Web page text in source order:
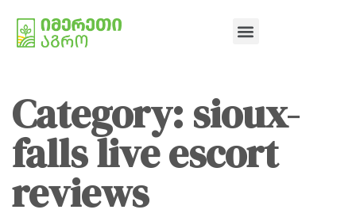
Category: sioux-
falls live escort
reviews